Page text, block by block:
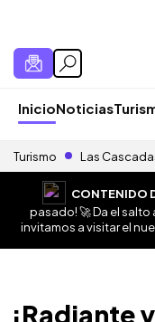
InicioNoticias
Turismo Las
CONTENIDO
pasado! 🚀 Da el salto
invitamos a visitar el
¡Radiante